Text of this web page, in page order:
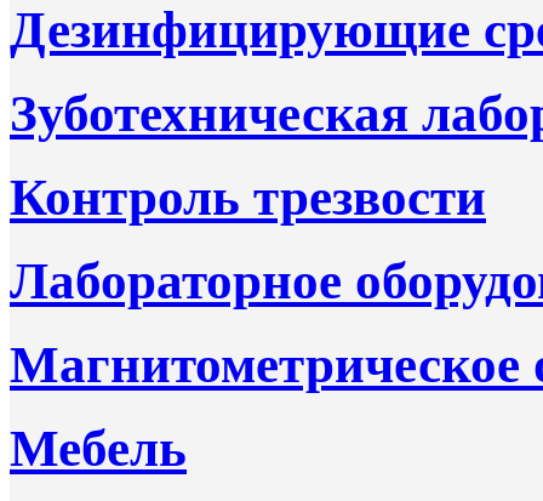
Дезинфицирующие
Зуботехническая
Контроль трезвости
Лабораторное
Магнитометрическое
Мебель